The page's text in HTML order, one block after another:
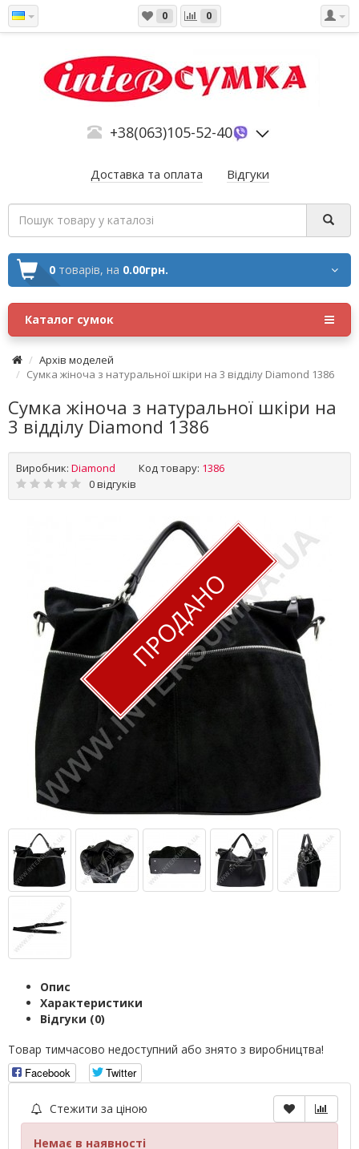
0 0
+38(063)105-52-40
Доставка та оплата Відгуки
0 товарів, на 0.00грн.
Каталог сумок
Архів моделей
Сумка жіноча з натуральної шкіри на 3 відділу Diamond 1386
Сумка жіноча з натуральної шкіри на
3 відділу Diamond 1386
Виробник: Diamond Код товару: 1386
0 відгуків
ПРОДАНО
Опис
Характеристики
Відгуки (0)
Товар тимчасово недоступний або знято з виробництва!
Facebook
Twitter
Стежити за ціною
Немає в наявності